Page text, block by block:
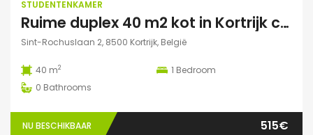
STUDENTENKAMER
Ruime duplex 40 m2 kot in Kortrijk centraal gelegen.
Sint-Rochuslaan 2, 8500 Kortrijk, België
40 m2 1 Bedroom
0 Bathrooms
NU BESCHIKBAAR 515€